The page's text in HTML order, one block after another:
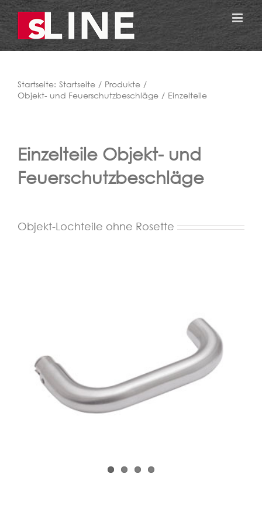
Zum
Inhalt
springen
Startseite: Startseite
Produkte
Objekt- und Feuerschutzbeschläge
Einzelteile
Einzelteile Objekt- und
Feuerschutzbeschläge
Objekt-Lochteile ohne Rosette